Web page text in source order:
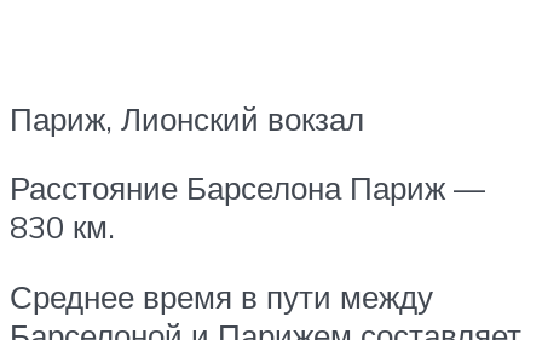
Париж, Лионский вокзал
Расстояние Барселона Париж —
830 км.
Среднее время в пути между